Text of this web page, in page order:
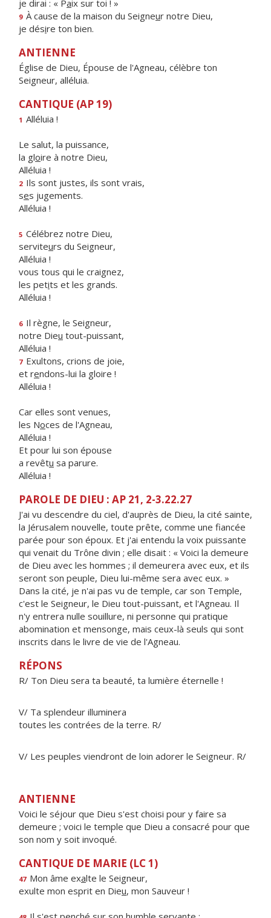
je dirai : « Paix sur toi ! »
9 À cause de la maison du Seigneur notre Dieu,
je désire ton bien.
ANTIENNE
Église de Dieu, Épouse de l'Agneau, célèbre ton
Seigneur, alléluia.
CANTIQUE (AP 19)
1 Alléluia !
Le salut, la puissance,
la gloire à notre Dieu,
Alléluia !
2 Ils sont justes, ils sont vrais,
ses jugements.
Alléluia !
5 Célébrez notre Dieu,
serviteurs du Seigneur,
Alléluia !
vous tous qui le craignez,
les petits et les grands.
Alléluia !
6 Il règne, le Seigneur,
notre Dieu tout-puissant,
Alléluia !
7 Exultons, crions de joie,
et rendons-lui la gloire !
Alléluia !
Car elles sont venues,
les Noces de l'Agneau,
Alléluia !
Et pour lui son épouse
a revêtu sa parure.
Alléluia !
PAROLE DE DIEU : AP 21, 2-3.22.27
J'ai vu descendre du ciel, d'auprès de Dieu, la cité sainte,
la Jérusalem nouvelle, toute prête, comme une fiancée
parée pour son époux. Et j'ai entendu la voix puissante
qui venait du Trône divin ; elle disait : « Voici la demeure
de Dieu avec les hommes ; il demeurera avec eux, et ils
seront son peuple, Dieu lui-même sera avec eux. »
Dans la cité, je n'ai pas vu de temple, car son Temple,
c'est le Seigneur, le Dieu tout-puissant, et l'Agneau. Il
n'y entrera nulle souillure, ni personne qui pratique
abomination et mensonge, mais ceux-là seuls qui sont
inscrits dans le livre de vie de l'Agneau.
RÉPONS
R/ Ton Dieu sera ta beauté, ta lumière éternelle !
V/ Ta splendeur illuminera
toutes les contrées de la terre. R/
V/ Les peuples viendront de loin adorer le Seigneur. R/
ANTIENNE
Voici le séjour que Dieu s'est choisi pour y faire sa
demeure ; voici le temple que Dieu a consacré pour que
son nom y soit invoqué.
CANTIQUE DE MARIE (LC 1)
47 Mon âme exalte le Seigneur,
exulte mon esprit en Dieu, mon Sauveur !